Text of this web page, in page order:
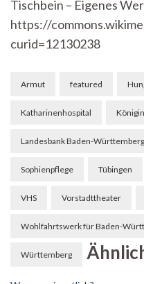
Tischbein – Eigenes
https://
curid=12130238
Armut featured
Katharinenhospital Königin
Landesbank Baden-Württemberg
Sophienpflege Tübingen
VHS Vorstadttheater
Wohlfahrtswerk für Baden-
Württemberg